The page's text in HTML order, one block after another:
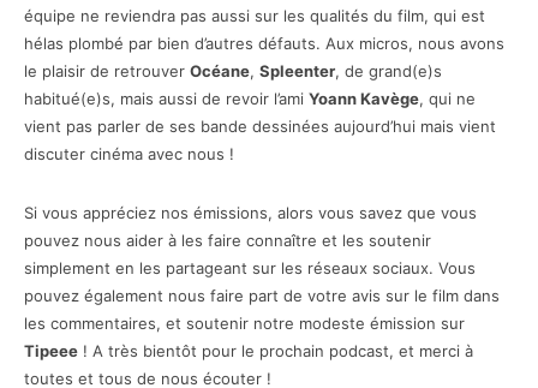
équipe ne reviendra pas aussi sur les qualités du film, qui est
hélas plombé par bien d’autres défauts. Aux micros, nous avons
le plaisir de retrouver Océane, Spleenter, de grand(e)s
habitué(e)s, mais aussi de revoir l’ami Yoann Kavège, qui ne
vient pas parler de ses bande dessinées aujourd’hui mais vient
discuter cinéma avec nous !
Si vous appréciez nos émissions, alors vous savez que vous
pouvez nous aider à les faire connaître et les soutenir
simplement en les partageant sur les réseaux sociaux. Vous
pouvez également nous faire part de votre avis sur le film dans
les commentaires, et soutenir notre modeste émission sur
Tipeee ! A très bientôt pour le prochain podcast, et merci à
toutes et tous de nous écouter !